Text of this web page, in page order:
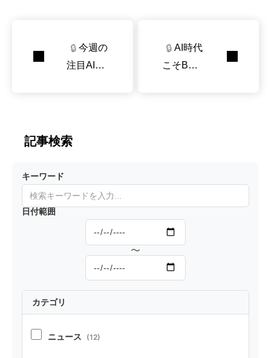
🔒 今週の
注目AI論
6/5/10～
5/16）
🔒 AI時代
こそBDD
で開発を
う考え方
記事検索
キーワード
日付範囲
〜
カテゴリ
ニュース (12)